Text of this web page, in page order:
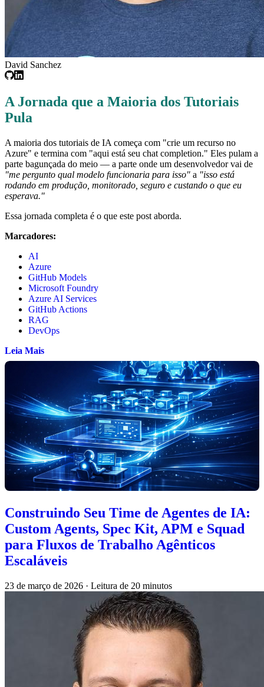
David Sanchez
A Jornada que a Maioria dos Tutoriais
Pula
A maioria dos tutoriais de IA começa com "crie um recurso no
Azure" e termina com "aqui está seu chat completion." Eles pulam a
parte bagunçada do meio — a parte onde um desenvolvedor vai de
"me pergunto qual modelo funcionaria para isso" a "isso está
rodando em produção, monitorado, seguro e custando o que eu
esperava."
Essa jornada completa é o que este post aborda.
Marcadores:
AI
Azure
GitHub Models
Microsoft Foundry
Azure AI Services
GitHub Actions
RAG
DevOps
Leia Mais
Construindo Seu Time de Agentes de IA:
Custom Agents, Spec Kit, APM e Squad
para Fluxos de Trabalho Agênticos
Escaláveis
23 de março de 2026 · Leitura de 20 minutos